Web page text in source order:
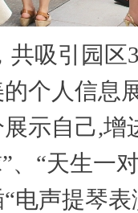
共吸引园
个人信息
示自己,
、“天生一
电声提琴